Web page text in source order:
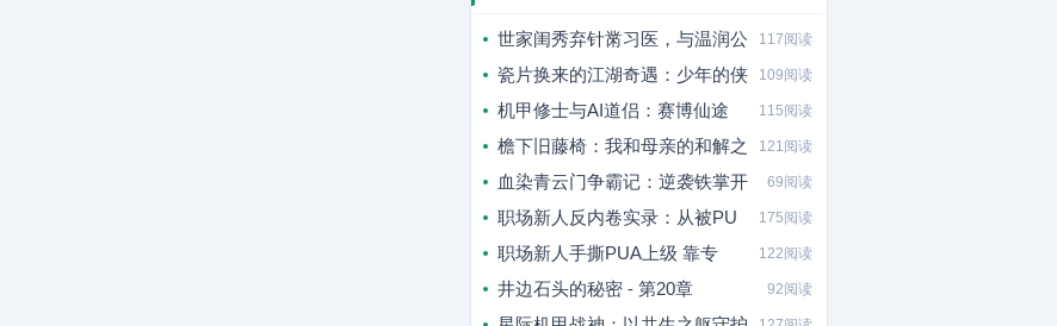
世家闺秀弃针黹习医，与温润公 117阅读
瓷片换来的江湖奇遇：少年的侠 109阅读
机甲修士与AI道侣：赛博仙途 115阅读
檐下旧藤椅：我和母亲的和解之 121阅读
血染青云门争霸记：逆袭铁掌开 69阅读
职场新人反内卷实录：从被PU 175阅读
职场新人手撕PUA上级 靠专 122阅读
井边石头的秘密 - 第20章 92阅读